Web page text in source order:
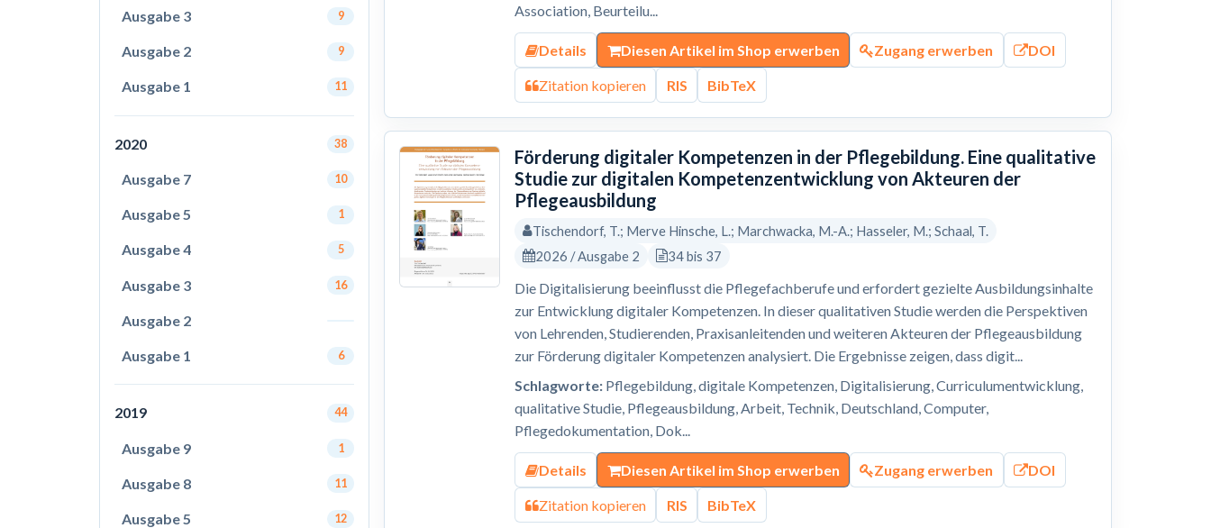
Ausgabe 3 9
Ausgabe 2 9
Ausgabe 1 11
2020 38
Ausgabe 7 10
Ausgabe 5 1
Ausgabe 4 5
Ausgabe 3 16
Ausgabe 2
Ausgabe 1 6
2019 44
Ausgabe 9 1
Ausgabe 8 11
Ausgabe 5 12
Association, Beurteilu...
Details Diesen Artikel im Shop erwerben Zugang erwerben DOI
Zitation kopieren RIS BibTeX
Förderung digitaler Kompetenzen in der Pflegebildung. Eine qualitative
Studie zur digitalen Kompetenzentwicklung von Akteuren der
Pflegeausbildung
Tischendorf, T.; Merve Hinsche, L.; Marchwacka, M.-A.; Hasseler, M.; Schaal, T.
2026 / Ausgabe 2
34 bis 37
Die Digitalisierung beeinflusst die Pflegefachberufe und erfordert gezielte Ausbildungsinhalte
zur Entwicklung digitaler Kompetenzen. In dieser qualitativen Studie werden die Perspektiven
von Lehrenden, Studierenden, Praxisanleitenden und weiteren Akteuren der Pflegeausbildung
zur Förderung digitaler Kompetenzen analysiert. Die Ergebnisse zeigen, dass digit...
Schlagworte: Pflegebildung, digitale Kompetenzen, Digitalisierung, Curriculumentwicklung,
qualitative Studie, Pflegeausbildung, Arbeit, Technik, Deutschland, Computer,
Pflegedokumentation, Dok...
Details Diesen Artikel im Shop erwerben Zugang erwerben DOI
Zitation kopieren RIS BibTeX